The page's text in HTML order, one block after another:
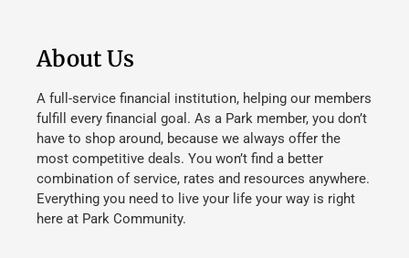
About Us
A full-service financial institution, helping our members
fulfill every financial goal. As a Park member, you don’t
have to shop around, because we always offer the
most competitive deals. You won’t find a better
combination of service, rates and resources anywhere.
Everything you need to live your life your way is right
here at Park Community.